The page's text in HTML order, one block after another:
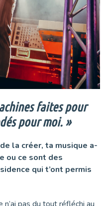
faites pour
pour moi. »
la créer, ta musique a-
ou ce sont des
qui t’ont permis